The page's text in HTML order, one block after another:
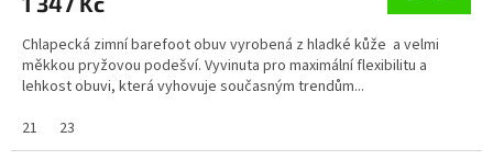
Chlapecká zimní barefoot obuv vyrobená z hladké kůže a velmi
měkkou pryžovou podešví. Vyvinuta pro maximální flexibilitu a
lehkost obuvi, která vyhovuje současným trendům...
21
23